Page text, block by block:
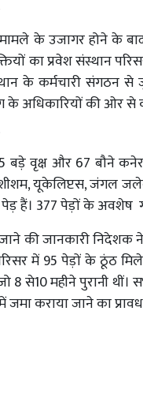
के उजागर होने के
का प्रवेश संस्थान
के कर्मचारी संगठन से
के अधिकारियों की ओर से
वृक्ष और 67 बौने
यूकेलिप्टस, जंगल
हैं। 377 पेड़ों के अवशेष
की जानकारी निदेशक
में 95 पेड़ों के ठूंठ
8 से10 महीने पुरानी थीं।
कराया जाने का